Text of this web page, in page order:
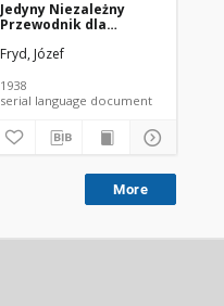
Jedyny Niezależny
Przewodnik dla
nr 6 (1938)
Fryd, Józef
1938
serial language document
More